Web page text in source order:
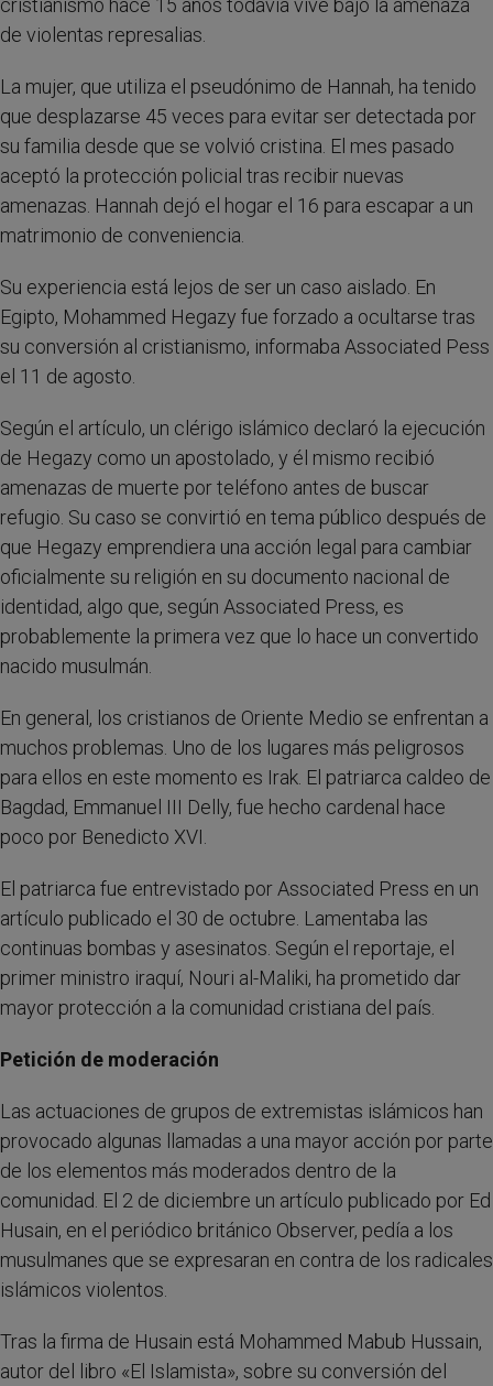
cristianismo hace 15 años todavía vive bajo la amenaza
de violentas represalias.
La mujer, que utiliza el pseudónimo de Hannah, ha tenido
que desplazarse 45 veces para evitar ser detectada por
su familia desde que se volvió cristina. El mes pasado
aceptó la protección policial tras recibir nuevas
amenazas. Hannah dejó el hogar el 16 para escapar a un
matrimonio de conveniencia.
Su experiencia está lejos de ser un caso aislado. En
Egipto, Mohammed Hegazy fue forzado a ocultarse tras
su conversión al cristianismo, informaba Associated Pess
el 11 de agosto.
Según el artículo, un clérigo islámico declaró la ejecución
de Hegazy como un apostolado, y él mismo recibió
amenazas de muerte por teléfono antes de buscar
refugio. Su caso se convirtió en tema público después de
que Hegazy emprendiera una acción legal para cambiar
oficialmente su religión en su documento nacional de
identidad, algo que, según Associated Press, es
probablemente la primera vez que lo hace un convertido
nacido musulmán.
En general, los cristianos de Oriente Medio se enfrentan a
muchos problemas. Uno de los lugares más peligrosos
para ellos en este momento es Irak. El patriarca caldeo de
Bagdad, Emmanuel III Delly, fue hecho cardenal hace
poco por Benedicto XVI.
El patriarca fue entrevistado por Associated Press en un
artículo publicado el 30 de octubre. Lamentaba las
continuas bombas y asesinatos. Según el reportaje, el
primer ministro iraquí, Nouri al-Maliki, ha prometido dar
mayor protección a la comunidad cristiana del país.
Petición de moderación
Las actuaciones de grupos de extremistas islámicos han
provocado algunas llamadas a una mayor acción por parte
de los elementos más moderados dentro de la
comunidad. El 2 de diciembre un artículo publicado por Ed
Husain, en el periódico británico Observer, pedía a los
musulmanes que se expresaran en contra de los radicales
islámicos violentos.
Tras la firma de Husain está Mohammed Mabub Hussain,
autor del libro «El Islamista», sobre su conversión del